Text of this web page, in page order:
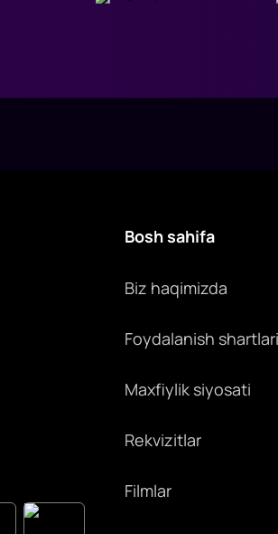
Bosh sahifa
Biz haqimizda
Foydalanish shartlari
Maxfiylik siyosati
Rekvizitlar
Filmlar